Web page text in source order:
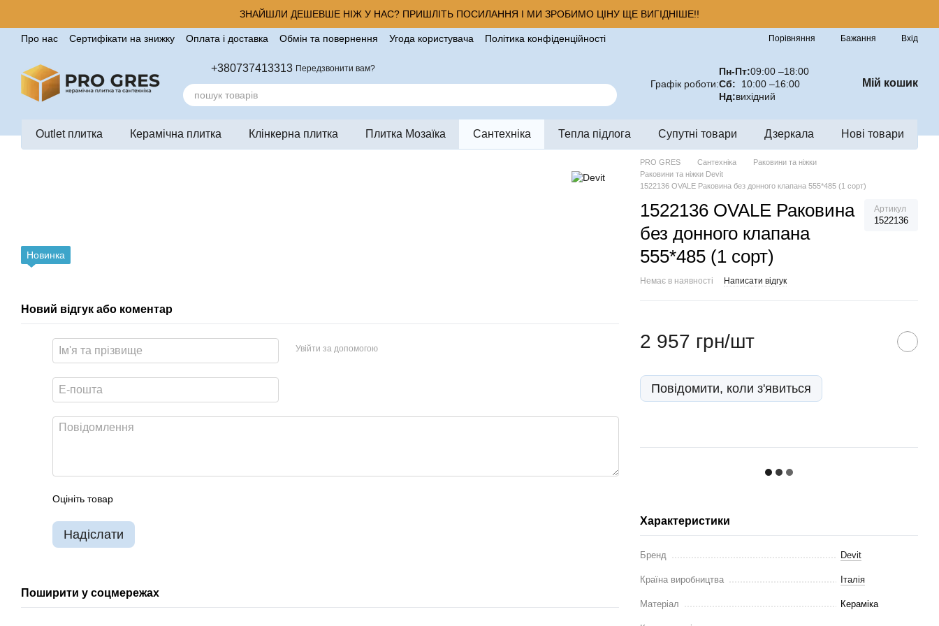
ЗНАЙШЛИ ДЕШЕВШЕ НІЖ У НАС? ПРИШЛІТЬ ПОСИЛАННЯ І МИ ЗРОБИМО ЦІНУ ЩЕ ВИГІДНІШЕ!!
Про нас Сертифікати на знижку Оплата і доставка Обмін та повернення Угода користувача
Політика конфіденційності
Порівняння Бажання Вхід
+380737413313 Передзвонити вам?
Графік роботи:
Пн-Пт:09:00 –18:00
Сб: 10:00 –16:00
Нд:вихідний
Мій кошик
Outlet плитка Керамічна плитка Клінкерна плитка Плитка Мозаїка Сантехніка Тепла підлога Супутні товари Дзеркала Нові товари
PRO GRES Сантехніка
Раковини та ніжки
Раковини та ніжки Devit
1522136 OVALE Раковина без донного клапана 555*485 (1 сорт)
1522136 OVALE Раковина
без донного клапана
555*485 (1 сорт)
Артикул
1522136
Немає в наявності Написати відгук
2 957 грн/шт
Повідомити, коли з'явиться
Характеристики
Бренд Devit
Країна виробництва Італія
Матеріал Кераміка
Новинка
Новий відгук або коментар
Увійти за допомогою
Оцініть товар
Надіслати
Поширити у соцмережах